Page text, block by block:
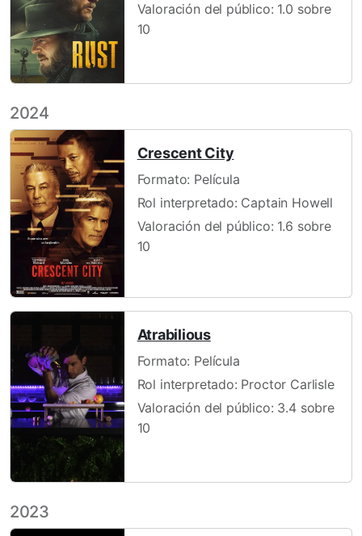
Valoración del público: 1.0 sobre
10
2024
Crescent City
Formato: Película
Rol interpretado: Captain Howell
Valoración del público: 1.6 sobre
10
Atrabilious
Formato: Película
Rol interpretado: Proctor Carlisle
Valoración del público: 3.4 sobre
10
2023